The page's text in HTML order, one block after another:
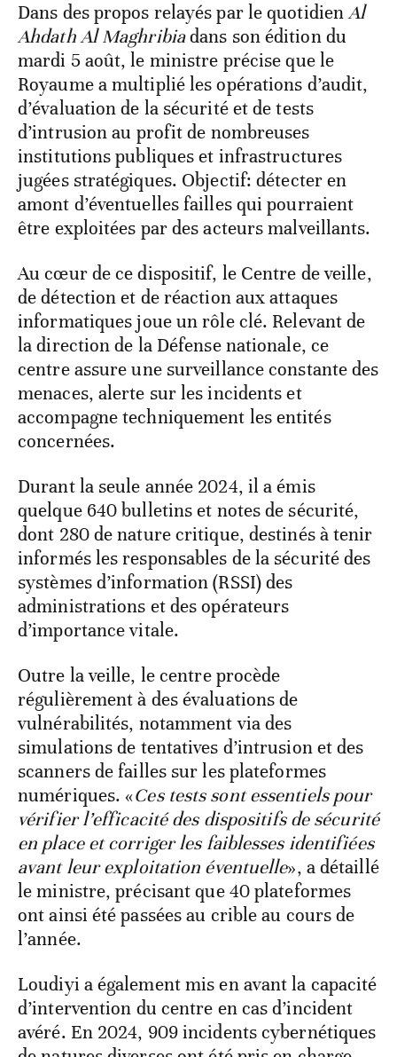
Dans des propos relayés par le quotidienAl
Ahdath Al Maghribiadans son édition du
mardi 5 août, le ministre précise que le
Royaume a multiplié les opérations d’audit,
d’évaluation de la sécurité et de tests
d’intrusion au profit de nombreuses
institutions publiques et infrastructures
jugées stratégiques. Objectif: détecter en
amont d’éventuelles failles qui pourraient
être exploitées par des acteurs malveillants.
Au cœur de ce dispositif, le Centre de veille,
de détection et de réaction aux attaques
informatiques joue un rôle clé. Relevant de
la direction de la Défense nationale, ce
centre assure une surveillance constante des
menaces, alerte sur les incidents et
accompagne techniquement les entités
concernées.
Durant la seule année 2024, il a émis
quelque 640 bulletins et notes de sécurité,
dont 280 de nature critique, destinés à tenir
informés les responsables de la sécurité des
systèmes d’information (RSSI) des
administrations et des opérateurs
d’importance vitale.
Outre la veille, le centre procède
régulièrement à des évaluations de
vulnérabilités, notamment via des
simulations de tentatives d’intrusion et des
scanners de failles sur les plateformes
numériques. «Ces tests sont essentiels pour
vérifier l’efficacité des dispositifs de sécurité
en place et corriger les faiblesses identifiées
avant leur exploitation éventuelle», a détaillé
le ministre, précisant que 40 plateformes
ont ainsi été passées au crible au cours de
l’année.
Loudiyi a également mis en avant la capacité
d’intervention du centre en cas d’incident
avéré. En 2024, 909 incidents cybernétiques